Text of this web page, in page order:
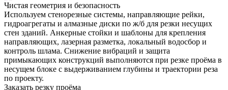
Чистая геометрия и безопасность
Используем стенорезные системы, направляющие рейки,
гидроагрегаты и алмазные диски по ж/б для резки несущих
стен зданий. Анкерные стойки и шаблоны для крепления
направляющих, лазерная разметка, локальный водосбор и
контроль шлама. Снижение вибраций и защита
примыкающих конструкций выполняются при резке проёма в
несущем блоке с выдерживанием глубины и траектории реза
по проекту.
Заказать резку проёма